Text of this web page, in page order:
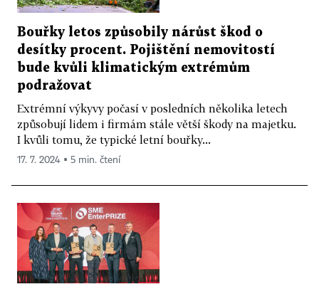
Bouřky letos způsobily nárůst škod o
desítky procent. Pojištění nemovitostí
bude kvůli klimatickým extrémům
podražovat
Extrémní výkyvy počasí v posledních několika letech
způsobují lidem i firmám stále větší škody na majetku.
I kvůli tomu, že typické letní bouřky...
17. 7. 2024 ▪ 5 min. čtení